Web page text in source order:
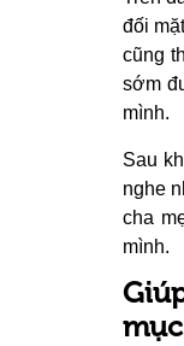
đối
cũng
sớm
mình.
Sau
nghe
cha
mình.